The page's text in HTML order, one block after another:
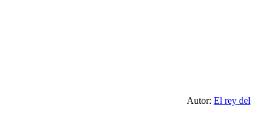
Autor: El rey del